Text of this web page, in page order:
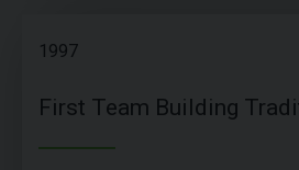
1997
First Team Building